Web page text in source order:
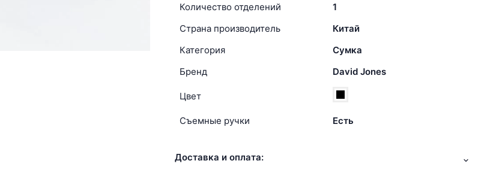
Количество отделений
1
Страна производитель
Китай
Категория
Сумка
Бренд
David Jones
Цвет
Съемные ручки Есть
Доставка и оплата: